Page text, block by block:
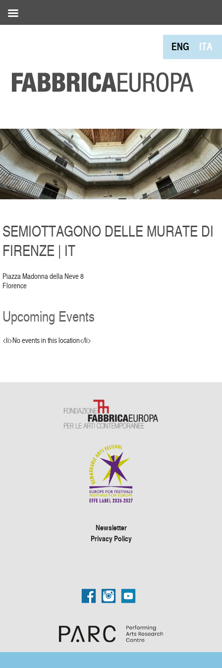
ENG ITA
SEMIOTTAGONO DELLE MURATE DI
FIRENZE | IT
Piazza Madonna della Neve 8
Florence
Upcoming Events
<li>No events in this location</li>
Newsletter
Privacy Policy